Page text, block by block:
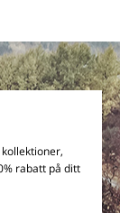
rabatt på ditt